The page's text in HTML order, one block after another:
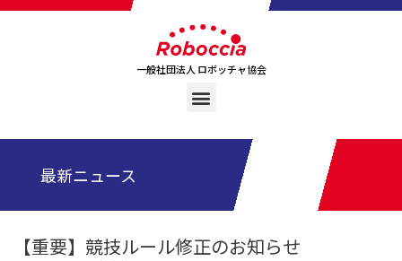
一般社団法人 ロボッチャ協会
最新ニュース
【重要】競技ルール修正のお知らせ